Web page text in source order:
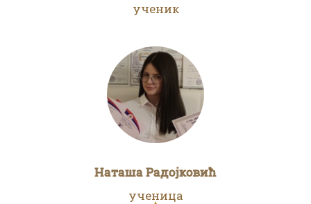
ученик
Наташа Радојковић
ученица